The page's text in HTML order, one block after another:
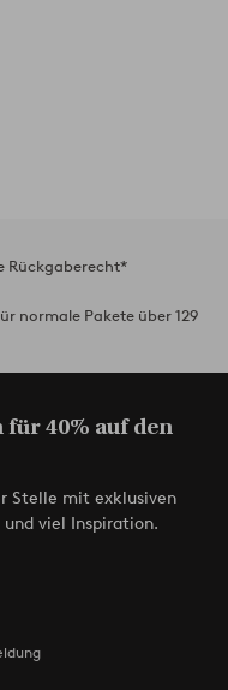
Rückgaberecht*
normale Pakete über 129
für 40% auf den
Stelle mit exklusiven
viel Inspiration.